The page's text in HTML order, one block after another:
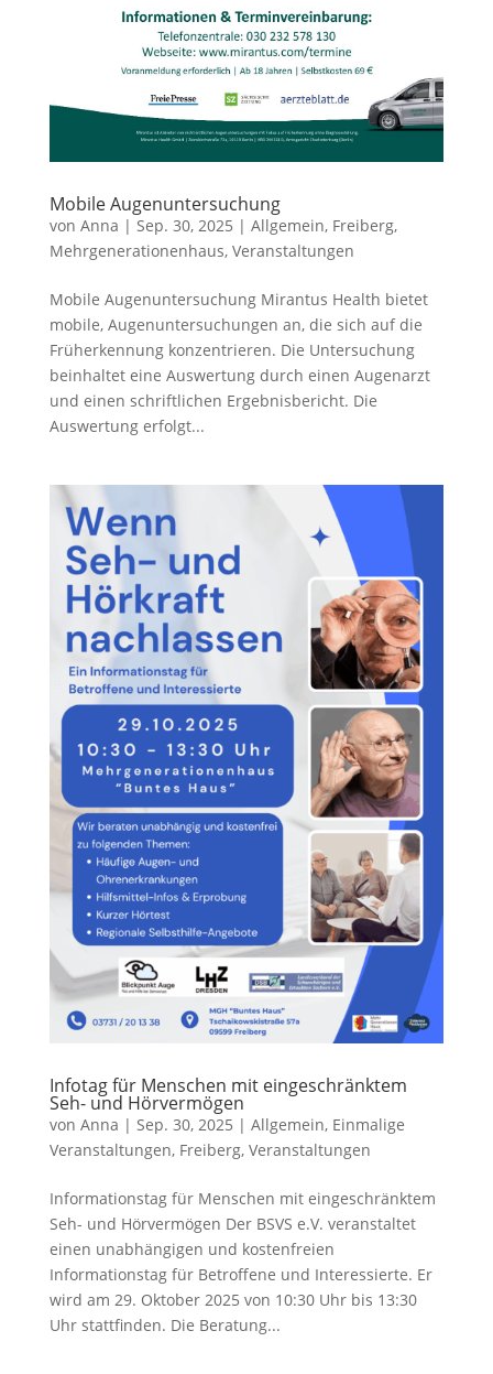
Mobile Augenuntersuchung
von Anna | Sep. 30, 2025 | Allgemein, Freiberg,
Mehrgenerationenhaus, Veranstaltungen
Mobile Augenuntersuchung Mirantus Health bietet
mobile, Augenuntersuchungen an, die sich auf die
Früherkennung konzentrieren. Die Untersuchung
beinhaltet eine Auswertung durch einen Augenarzt
und einen schriftlichen Ergebnisbericht. Die
Auswertung erfolgt...
Infotag für Menschen mit eingeschränktem
Seh- und Hörvermögen
von Anna | Sep. 30, 2025 | Allgemein, Einmalige
Veranstaltungen, Freiberg, Veranstaltungen
Informationstag für Menschen mit eingeschränktem
Seh- und Hörvermögen Der BSVS e.V. veranstaltet
einen unabhängigen und kostenfreien
Informationstag für Betroffene und Interessierte. Er
wird am 29. Oktober 2025 von 10:30 Uhr bis 13:30
Uhr stattfinden. Die Beratung...